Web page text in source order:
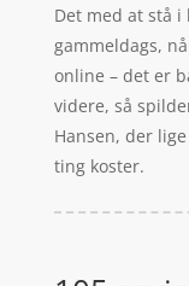
Det med at stå
gammeldags,
online – det er
videre, så
Hansen, der
ting koster.